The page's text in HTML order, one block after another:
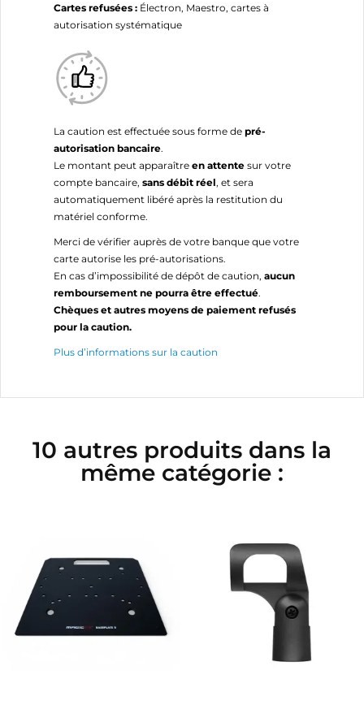
Cartes refusées : Électron, Maestro, cartes à
autorisation systématique
La caution est effectuée sous forme de pré-
autorisation bancaire.
Le montant peut apparaître en attente sur votre
compte bancaire, sans débit réel, et sera
automatiquement libéré après la restitution du
matériel conforme.
Merci de vérifier auprès de votre banque que votre
carte autorise les pré-autorisations.
En cas d’impossibilité de dépôt de caution, aucun
remboursement ne pourra être effectué.
Chèques et autres moyens de paiement refusés
pour la caution.
Plus d’informations sur la caution
10 autres produits dans la
même catégorie :